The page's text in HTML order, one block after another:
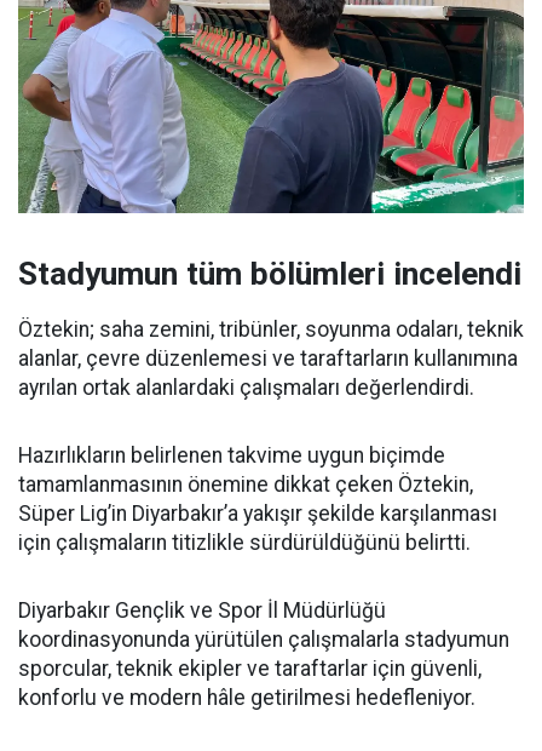
Stadyumun tüm bölümleri incelendi
Öztekin; saha zemini, tribünler, soyunma odaları, teknik
alanlar, çevre düzenlemesi ve taraftarların kullanımına
ayrılan ortak alanlardaki çalışmaları değerlendirdi.
Hazırlıkların belirlenen takvime uygun biçimde
tamamlanmasının önemine dikkat çeken Öztekin,
Süper Lig’in Diyarbakır’a yakışır şekilde karşılanması
için çalışmaların titizlikle sürdürüldüğünü belirtti.
Diyarbakır Gençlik ve Spor İl Müdürlüğü
koordinasyonunda yürütülen çalışmalarla stadyumun
sporcular, teknik ekipler ve taraftarlar için güvenli,
konforlu ve modern hâle getirilmesi hedefleniyor.